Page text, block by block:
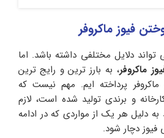
فیوز ماکروفر
تواند دلایل مختلفی داشته باشد. اما
ماکروفر، به بارز ترین و رایج ترین
پرداخته ایم. مهم نیست که
و برندی تولید شده است، لازم
دلیل هر یک از مواردی که در ادامه
دچار شود.